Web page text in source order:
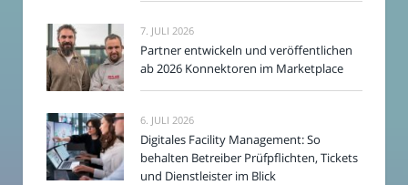
7. JULI 2026
Partner entwickeln und veröffentlichen
ab 2026 Konnektoren im Marketplace
6. JULI 2026
Digitales Facility Management: So
behalten Betreiber Prüfpflichten, Tickets
und Dienstleister im Blick